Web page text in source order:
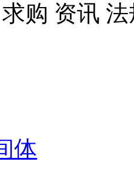
求购 资讯 法
体